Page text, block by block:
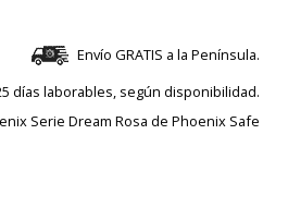
Envío GRATIS a la Península.
días laborables, según disponibilidad.
Serie Dream Rosa de Phoenix Safe